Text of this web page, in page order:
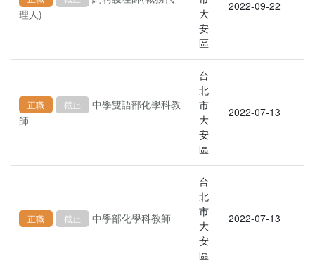
理人)
大
安
區
2022-09-22
正職 截止
中學雙語部化學科教
師
台
北
市
大
安
區
2022-07-13
正職 截止 中學部化學科教師
台
北
市
大
安
區
2022-07-13